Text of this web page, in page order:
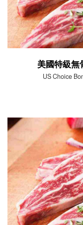
美國特級無
US Choice